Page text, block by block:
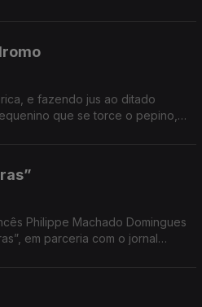
e fazendo jus ao ditado
que se torce o pepino,
Philippe Machado Domingues
em parceria com o jornal